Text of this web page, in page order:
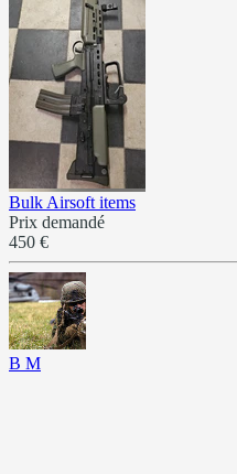
Bulk Airsoft items
Prix demandé
450 €
B M